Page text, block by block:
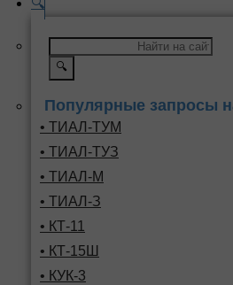
🔍
🔍
Популярные запросы
• ТИАЛ-ТУМ
• ТИАЛ-ТУЗ
• ТИАЛ-М
• ТИАЛ-З
• КТ-11
• КТ-15Ш
• КУК-3